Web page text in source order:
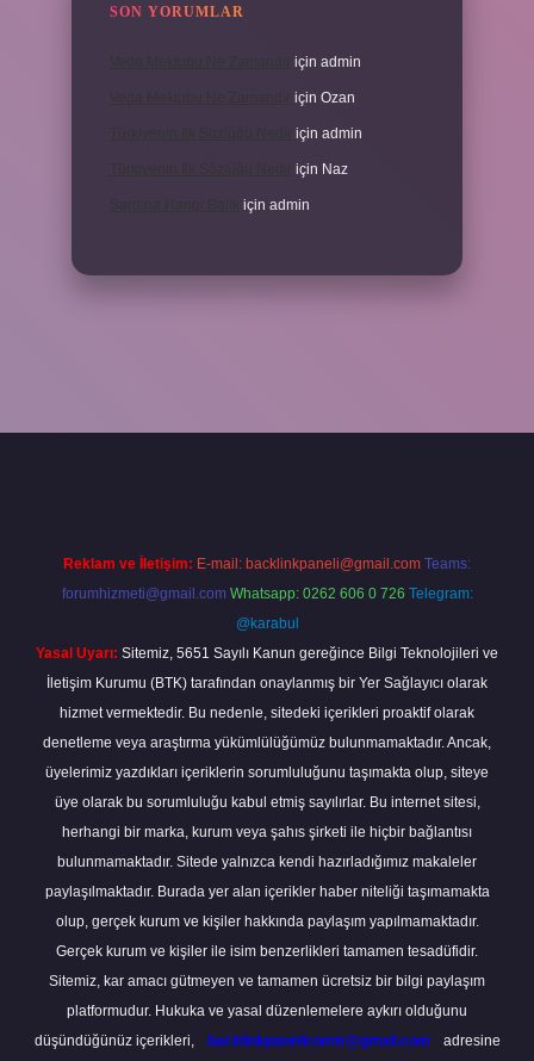
SON YORUMLAR
için admin
için Ozan
için admin
için Naz
için admin
Reklam ve İletişim: E-mail: backlinkpaneli@gmail.com Teams:
forumhizmeti@gmail.com Whatsapp: 0262 606 0 726 Telegram:
@karabul
Yasal Uyarı: Sitemiz, 5651 Sayılı Kanun gereğince Bilgi Teknolojileri ve
İletişim Kurumu (BTK) tarafından onaylanmış bir Yer Sağlayıcı olarak
hizmet vermektedir. Bu nedenle, sitedeki içerikleri proaktif olarak
denetleme veya araştırma yükümlülüğümüz bulunmamaktadır. Ancak,
üyelerimiz yazdıkları içeriklerin sorumluluğunu taşımakta olup, siteye
üye olarak bu sorumluluğu kabul etmiş sayılırlar. Bu internet sitesi,
herhangi bir marka, kurum veya şahıs şirketi ile hiçbir bağlantısı
bulunmamaktadır. Sitede yalnızca kendi hazırladığımız makaleler
paylaşılmaktadır. Burada yer alan içerikler haber niteliği taşımamakta
olup, gerçek kurum ve kişiler hakkında paylaşım yapılmamaktadır.
Gerçek kurum ve kişiler ile isim benzerlikleri tamamen tesadüfidir.
Sitemiz, kar amacı gütmeyen ve tamamen ücretsiz bir bilgi paylaşım
platformudur. Hukuka ve yasal düzenlemelere aykırı olduğunu
düşündüğünüz içerikleri,
backlinkpanelicomtr@gmail.com adresine